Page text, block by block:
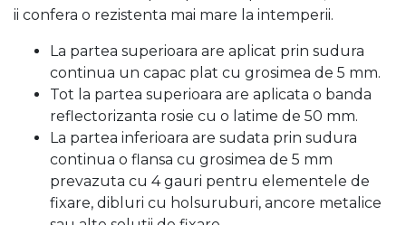
ii confera o rezistenta mai mare la intemperii.
La partea superioara are aplicat prin sudura
continua un capac plat cu grosimea de 5 mm.
Tot la partea superioara are aplicata o banda
reflectorizanta rosie cu o latime de 50 mm.
La partea inferioara are sudata prin sudura
continua o flansa cu grosimea de 5 mm
prevazuta cu 4 gauri pentru elementele de
fixare, dibluri cu holsuruburi, ancore metalice